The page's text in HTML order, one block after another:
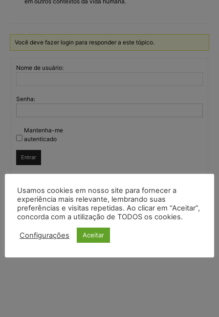
Você deve fazer login para responder a este tópico.
Nome de usuário:
Senha:
Mantenha-me
autenticado
Entrar
Continuar comGoogle
Usamos cookies em nosso site para fornecer a
experiência mais relevante, lembrando suas
preferências e visitas repetidas. Ao clicar em “Aceitar”,
concorda com a utilização de TODOS os cookies.
Configurações Aceitar